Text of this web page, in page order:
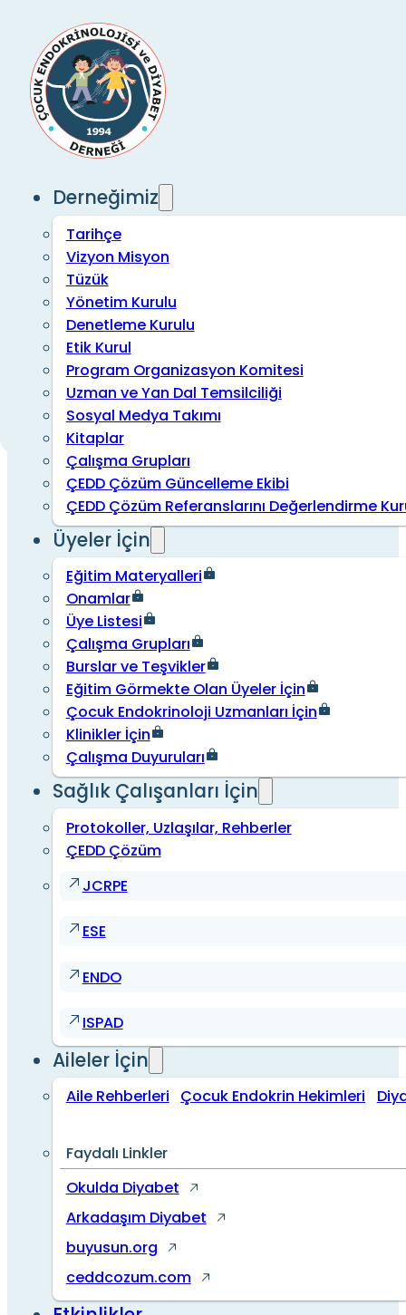
Derneğimiz
Tarihçe
Vizyon Misyon
Tüzük
Yönetim Kurulu
Denetleme Kurulu
Etik Kurul
Program Organizasyon Komitesi
Uzman ve Yan Dal Temsilciliği
Sosyal Medya Takımı
Kitaplar
Çalışma Grupları
ÇEDD Çözüm Güncelleme Ekibi
ÇEDD Çözüm Referanslarını Değerlendirme
Üyeler İçin
Eğitim Materyalleri
Onamlar
Üye Listesi
Çalışma Grupları
Burslar ve Teşvikler
Eğitim Görmekte Olan Üyeler İçin
Çocuk Endokrinoloji Uzmanları İçin
Klinikler İçin
Çalışma Duyuruları
Sağlık Çalışanları İçin
Protokoller, Uzlaşılar, Rehberler
ÇEDD Çözüm
JCRPE
ESE
ENDO
ISPAD
Aileler İçin
Aile Rehberleri Çocuk Endokrin Hekimleri
Faydalı Linkler
Okulda Diyabet
Arkadaşım Diyabet
buyusun.org
ceddcozum.com